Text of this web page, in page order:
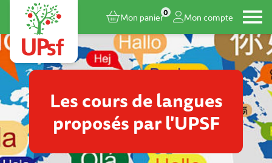
Mon panier0 Mon compte
Les cours de langues
proposés par l'UPSF